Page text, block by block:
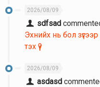
2026/08/09
sdfsad
Эхнийх нь бол
тэх үү?
2026/08/09
asdasd